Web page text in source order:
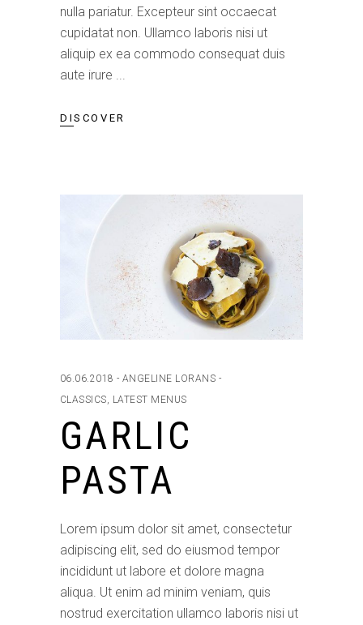
nulla pariatur. Excepteur sint occaecat
cupidatat non. Ullamco laboris nisi ut
aliquip ex ea commodo consequat duis
aute irure
DISCOVER
06.06.2018
ANGELINE LORANS
CLASSICS, LATEST MENUS
GARLIC
PASTA
Lorem ipsum dolor sit amet, consectetur
adipiscing elit, sed do eiusmod tempor
incididunt ut labore et dolore magna
aliqua. Ut enim ad minim veniam, quis
nostrud exercitation ullamco laboris nisi ut